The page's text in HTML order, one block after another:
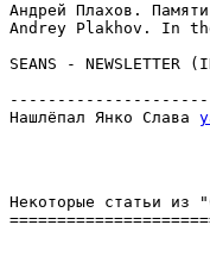
Андрей Плахов.
Andrey Plakhov. In
SEANS - NEWSLETTER
Нашлёпал Янко Слава
Некоторые статьи из